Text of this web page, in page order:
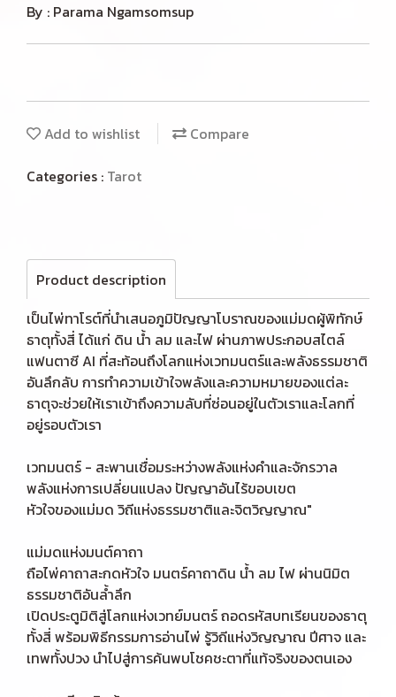
By : Parama Ngamsomsup
Add to wishlist
Compare
Categories : Tarot
Product description
เป็นไพ่ทาโรต์ที่นำเสนอภูมิปัญญาโบราณของแม่มดผู้พิทักษ์
ธาตุทั้งสี่ ได้แก่ ดิน น้ำ ลม และไฟ ผ่านภาพประกอบสไตล์
แฟนตาซี AI ที่สะท้อนถึงโลกแห่งเวทมนตร์และพลังธรรมชาติ
อันลึกลับ การทำความเข้าใจพลังและความหมายของแต่ละ
ธาตุจะช่วยให้เราเข้าถึงความลับที่ซ่อนอยู่ในตัวเราและโลกที่
อยู่รอบตัวเรา
เวทมนตร์ - สะพานเชื่อมระหว่างพลังแห่งคำและจักรวาล
พลังแห่งการเปลี่ยนแปลง ปัญญาอันไร้ขอบเขต
หัวใจของแม่มด วิถีแห่งธรรมชาติและจิตวิญญาณ"
แม่มดแห่งมนต์คาถา
ถือไพ่คาถาสะกดหัวใจ มนตร์คาถาดิน น้ำ ลม ไฟ ผ่านนิมิต
ธรรมชาติอันล้ำลึก
เปิดประตูมิติสู่โลกแห่งเวทย์มนตร์ ถอดรหัสบทเรียนของธาตุ
ทั้งสี่ พร้อมพิธีกรรมการอ่านไพ่ รู้วิถีแห่งวิญญาณ ปีศาจ และ
เทพทั้งปวง นำไปสู่การค้นพบโชคชะตาที่แท้จริงของตนเอง